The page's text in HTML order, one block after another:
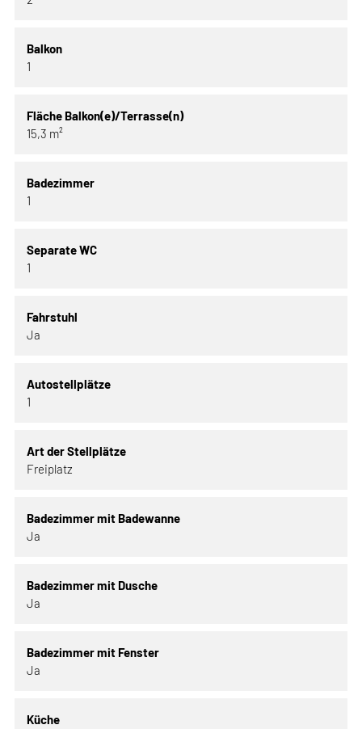
Balkon
1
Fläche Balkon(e)/Terrasse(n)
15,3 m²
Badezimmer
1
Separate WC
1
Fahrstuhl
Ja
Autostellplätze
1
Art der Stellplätze
Freiplatz
Badezimmer mit Badewanne
Ja
Badezimmer mit Dusche
Ja
Badezimmer mit Fenster
Ja
Küche